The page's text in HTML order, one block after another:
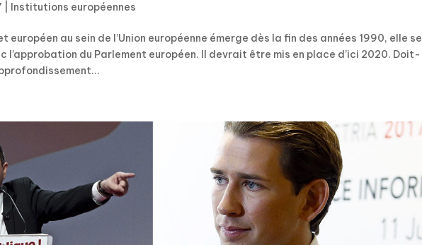
Institutions européennes
européen au sein de l’Union européenne émerge dès la fin des années 1990, elle se
l’approbation du Parlement européen. Il devrait être mis en place d’ici 2020. Doit-